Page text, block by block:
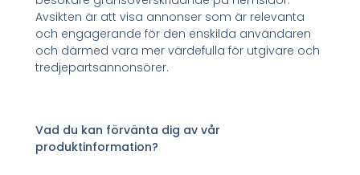
Avsikten är att visa annonser som är relevanta
och engagerande för den enskilda användaren
och därmed vara mer värdefulla för utgivare och
tredjepartsannonsörer.
Vad du kan förvänta dig av vår
produktinformation?